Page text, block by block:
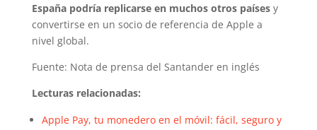
España podría replicarse en muchos otros paísesy
convertirse en un socio de referencia de Apple a
nivel global.
Fuente: Nota de prensa del Santander en inglés
Lecturas relacionadas:
Apple Pay, tu monedero en el móvil: fácil, seguro y